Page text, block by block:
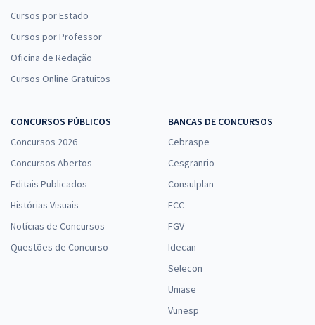
Cursos por Estado
Cursos por Professor
Oficina de Redação
Cursos Online Gratuitos
CONCURSOS PÚBLICOS
Concursos 2026
Concursos Abertos
Editais Publicados
Histórias Visuais
Notícias de Concursos
Questões de Concurso
BANCAS DE CONCURSOS
Cebraspe
Cesgranrio
Consulplan
FCC
FGV
Idecan
Selecon
Uniase
Vunesp